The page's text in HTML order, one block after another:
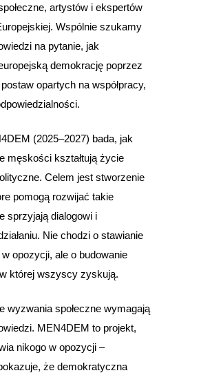
artystów i ekspertów
Wspólnie szukamy
na pytanie, jak
demokrację poprzez
opartych na współpracy,
(2025–2027) bada, jak
męskości kształtują życie
Celem jest stworzenie
pomogą rozwijać takie
sprzyjają dialogowi i
Nie chodzi o stawianie
opozycji, ale o budowanie
której wszyscy zyskują.
wyzwania społeczne wymagają
MEN4DEM to projekt,
nikogo w opozycji –
że demokratyczna